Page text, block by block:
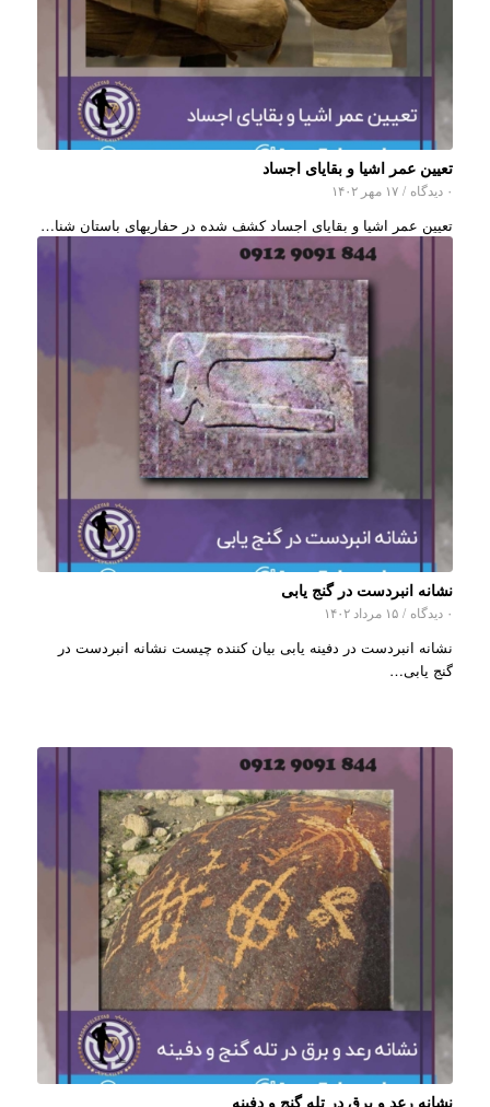
تعیین عمر اشیا و بقایای اجساد
۰ دیدگاه / ۱۷ مهر ۱۴۰۲
تعیین عمر اشیا و بقایای اجساد کشف شده در حفاریهای باستان شنا…
نشانه انبردست در گنج یابی
۰ دیدگاه / ۱۵ مرداد ۱۴۰۲
نشانه انبردست در دفینه یابی بیان کننده چیست نشانه انبردست در
گنج یابی…
نشانه رعد و برق در تله گنج و دفینه